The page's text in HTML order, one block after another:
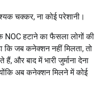
चक्कर, ना कोई परेशानी।
NOC हटाने का फैसला लोगों की
कि जब कनेक्शन नहीं मिलता, तो
और बाद में भारी जुर्माना देना
अब कनेक्शन मिलने में कोई